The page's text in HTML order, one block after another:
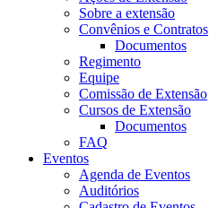
Sobre a extensão
Convênios e Contratos
Documentos
Regimento
Equipe
Comissão de Extensão
Cursos de Extensão
Documentos
FAQ
Eventos
Agenda de Eventos
Auditórios